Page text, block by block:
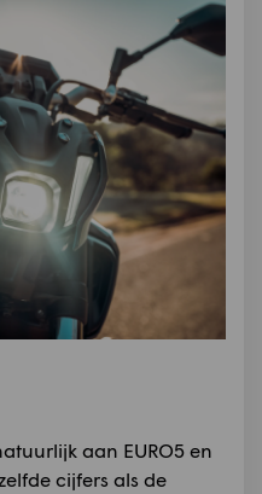
aan EURO5 en
cijfers als de